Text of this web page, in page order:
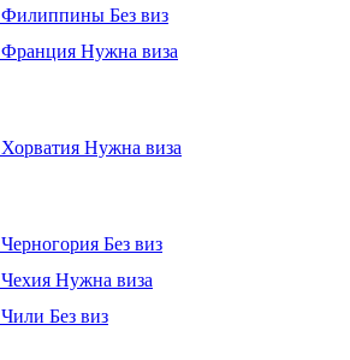
Филиппины Без виз
Франция Нужна виза
Хорватия Нужна виза
Черногория Без виз
Чехия Нужна виза
Чили Без виз